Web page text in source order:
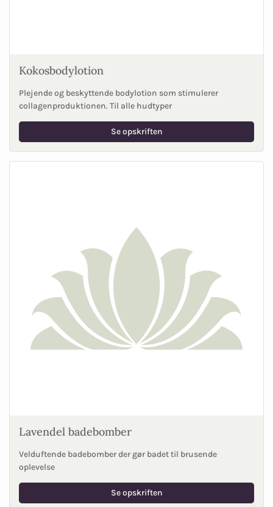
Kokosbodylotion
Plejende og beskyttende bodylotion som stimulerer
collagenproduktionen. Til alle hudtyper
Se opskriften
Lavendel badebomber
Velduftende badebomber der gør badet til brusende
oplevelse
Se opskriften